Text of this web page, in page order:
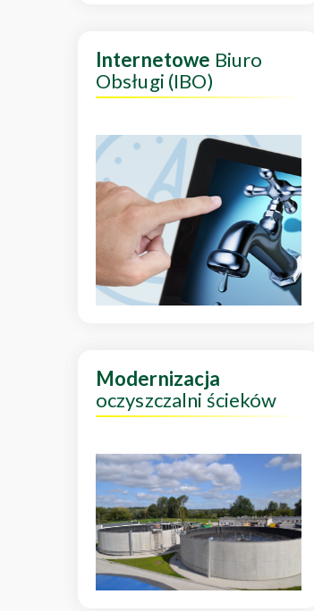
Internetowe Biuro
Obsługi (IBO)
Modernizacja
oczyszczalni ścieków